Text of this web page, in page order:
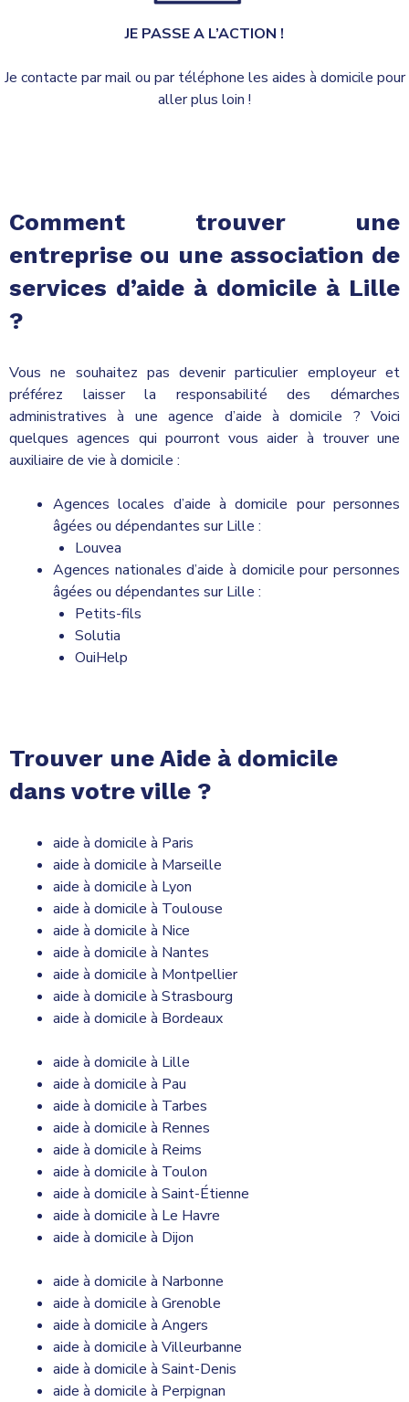
JE PASSE A L’ACTION !
Je contacte par mail ou par téléphone les aides à domicile pour
aller plus loin !
Comment trouver une
entreprise ou une association de
services d’aide à domicile à Lille
?
Vous ne souhaitez pas devenir particulier employeur et
préférez laisser la responsabilité des démarches
administratives à une agence d’aide à domicile ? Voici
quelques agences qui pourront vous aider à trouver une
auxiliaire de vie à domicile :
Agences locales d’aide à domicile pour personnes
âgées ou dépendantes sur Lille :
Louvea
Agences nationales d’aide à domicile pour personnes
âgées ou dépendantes sur Lille :
Petits-fils
Solutia
OuiHelp
Trouver une Aide à domicile
dans votre ville ?
aide à domicile à Paris
aide à domicile à Marseille
aide à domicile à Lyon
aide à domicile à Toulouse
aide à domicile à Nice
aide à domicile à Nantes
aide à domicile à Montpellier
aide à domicile à Strasbourg
aide à domicile à Bordeaux
aide à domicile à Lille
aide à domicile à Pau
aide à domicile à Tarbes
aide à domicile à Rennes
aide à domicile à Reims
aide à domicile à Toulon
aide à domicile à Saint-Étienne
aide à domicile à Le Havre
aide à domicile à Dijon
aide à domicile à Narbonne
aide à domicile à Grenoble
aide à domicile à Angers
aide à domicile à Villeurbanne
aide à domicile à Saint-Denis
aide à domicile à Perpignan